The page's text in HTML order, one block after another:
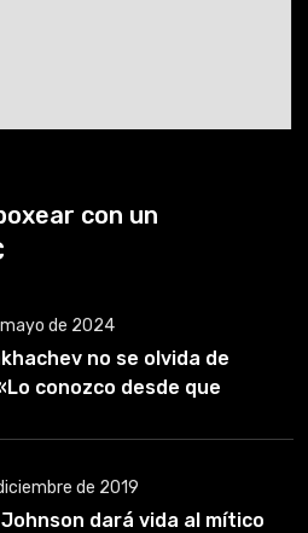
con un
de 2024
no se olvida de
conozco desde que
mi carrera»
de 2019
dará vida al mítico